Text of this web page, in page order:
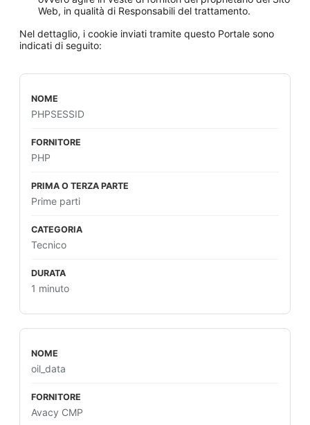
Web, in qualità di Responsabili del trattamento.
Nel dettaglio, i cookie inviati tramite questo Portale sono
indicati di seguito:
PHPSESSID
PHP
Prime parti
Tecnico
1 minuto
oil_data
Avacy CMP